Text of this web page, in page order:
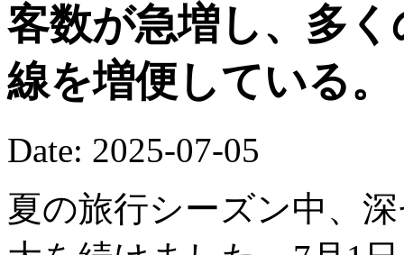
客数が急増し、多
線を増便している。
Date: 2025-07-05
夏の旅行シーズン中、